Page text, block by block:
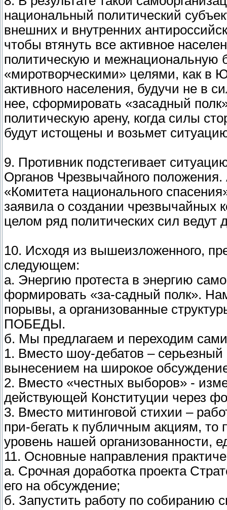
национальный политический
внешних и внутренних
чтобы втянуть все активное
политическую и межнациональную
«миротворческими» целями, как в
активного населения, будучи не в
нее, сформировать «засадный
политическую арену, когда силы
будут истощены и возьмет
9. Противник подстегивает
Органов Чрезвычайного
«Комитета национального
заявила о создании
целом ряд политических сил
10. Исходя из вышеизложенного,
следующем:
a. Энергию протеста в энергию
формировать «за-садный полк».
порывы, а организованные
ПОБЕДЫ.
б. Мы предлагаем и переходим
1. Вместо шоу-дебатов – серьезный
вынесением на широкое
2. Вместо «честных выборов» -
действующей Конституции через
3. Вместо митинговой стихии –
при-бегать к публичным акциям, то
уровень нашей организованности,
11. Основные направления
a. Срочная доработка проекта
его на обсуждение;
б. Запустить работу по собиранию